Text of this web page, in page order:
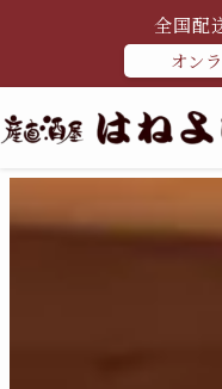
全国配
オン